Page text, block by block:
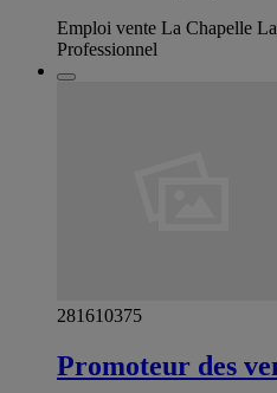
Emploi vente La Chapelle
Professionnel
281610375
Promoteur des